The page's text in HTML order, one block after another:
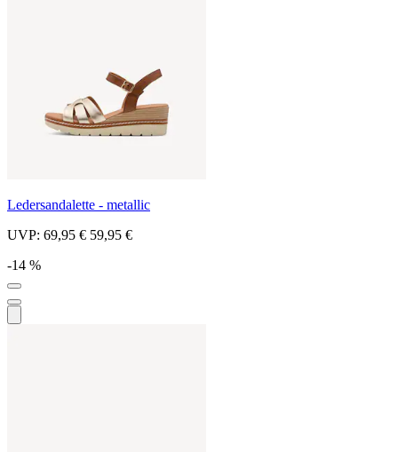
Ledersandalette - metallic
UVP: 69,95 € 59,95 €
-14 %